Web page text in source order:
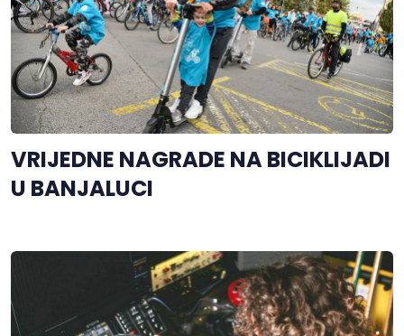
VRIJEDNE NAGRADE NA BICIKLIJADI
U BANJALUCI